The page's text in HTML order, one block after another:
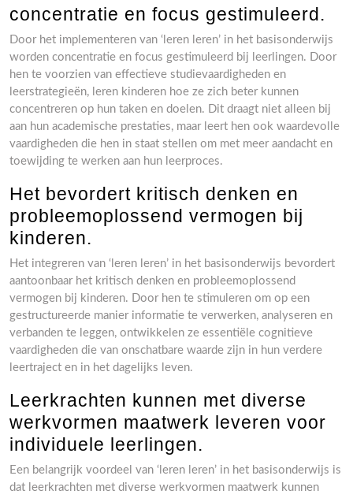
concentratie en focus gestimuleerd.
Door het implementeren van ‘leren leren’ in het basisonderwijs
worden concentratie en focus gestimuleerd bij leerlingen. Door
hen te voorzien van effectieve studievaardigheden en
leerstrategieën, leren kinderen hoe ze zich beter kunnen
concentreren op hun taken en doelen. Dit draagt niet alleen bij
aan hun academische prestaties, maar leert hen ook waardevolle
vaardigheden die hen in staat stellen om met meer aandacht en
toewijding te werken aan hun leerproces.
Het bevordert kritisch denken en
probleemoplossend vermogen bij
kinderen.
Het integreren van ‘leren leren’ in het basisonderwijs bevordert
aantoonbaar het kritisch denken en probleemoplossend
vermogen bij kinderen. Door hen te stimuleren om op een
gestructureerde manier informatie te verwerken, analyseren en
verbanden te leggen, ontwikkelen ze essentiële cognitieve
vaardigheden die van onschatbare waarde zijn in hun verdere
leertraject en in het dagelijks leven.
Leerkrachten kunnen met diverse
werkvormen maatwerk leveren voor
individuele leerlingen.
Een belangrijk voordeel van ‘leren leren’ in het basisonderwijs is
dat leerkrachten met diverse werkvormen maatwerk kunnen